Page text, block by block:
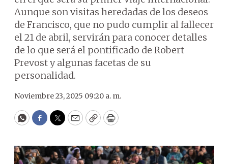
Aunque son visitas heredadas de los deseos
de Francisco, que no pudo cumplir al fallecer
el 21 de abril, servirán para conocer detalles
de lo que será el pontificado de Robert
Prevost y algunas facetas de su
personalidad.
Noviembre 23, 2025 09:20 a. m.
WhatsApp
Facebook
Twitter
EmailCopyPrint